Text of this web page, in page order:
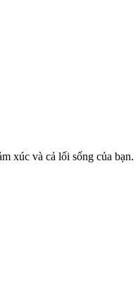
xúc và cả lối sống của bạn.